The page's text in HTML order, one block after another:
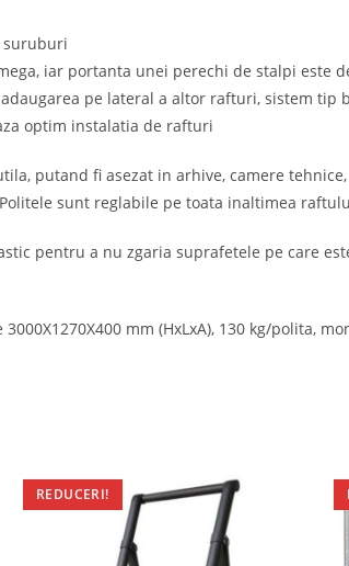
suruburi
iar portanta unei perechi de stalpi este
pe lateral a altor rafturi, sistem tip
optim instalatia de rafturi
putand fi asezat in arhive, camere
sunt reglabile pe toata inaltimea
pentru a nu zgaria suprafetele pe care
mm (HxLxA), 130 kg/polita,
REDUCERI!